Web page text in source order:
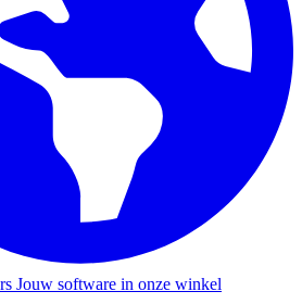
Jouw software in onze winkel